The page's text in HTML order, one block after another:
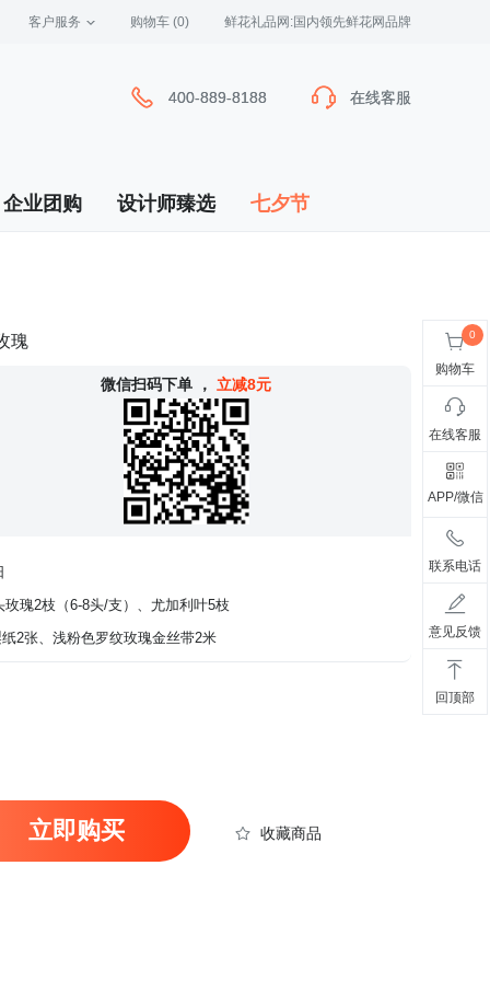
客户服务 购物车 (0) 鲜花礼品网:国内领先鲜花网品牌
400-889-8188 在线客服
400-889-8188 在线客服
企业团购 设计师臻选 七夕节
瑰
微信扫码下单 ， 立减8元
瑰2枝（6-8头/支）、尤加利叶5枝
2张、浅粉色罗纹玫瑰金丝带2米
立即购买 收藏商品
购物车
在线客服
APP/微信
联系电话
意见反馈
回顶部